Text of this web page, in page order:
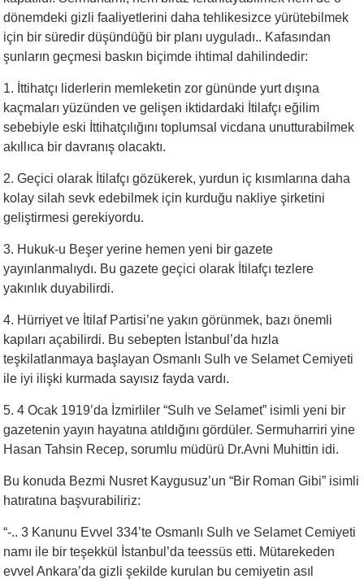
dönemdeki gizli faaliyetlerini daha tehlikesizce yürütebilmek
için bir süredir düşündüğü bir planı uyguladı.. Kafasından
şunların geçmesi baskın biçimde ihtimal dahilindedir:
1. İttihatçı liderlerin memleketin zor gününde yurt dışına
kaçmaları yüzünden ve gelişen iktidardaki İtilafçı eğilim
sebebiyle eski İttihatçılığını toplumsal vicdana unutturabilmek
akıllıca bir davranış olacaktı.
2. Geçici olarak İtilafçı gözükerek, yurdun iç kısımlarına daha
kolay silah sevk edebilmek için kurduğu nakliye şirketini
geliştirmesi gerekiyordu.
3. Hukuk-u Beşer yerine hemen yeni bir gazete
yayınlanmalıydı. Bu gazete geçici olarak İtilafçı tezlere
yakınlık duyabilirdi.
4. Hürriyet ve İtilaf Partisi’ne yakın görünmek, bazı önemli
kapıları açabilirdi. Bu sebepten İstanbul’da hızla
teşkilatlanmaya başlayan Osmanlı Sulh ve Selamet Cemiyeti
ile iyi ilişki kurmada sayısız fayda vardı.
5. 4 Ocak 1919’da İzmirliler “Sulh ve Selamet” isimli yeni bir
gazetenin yayın hayatına atıldığını gördüler. Sermuharriri yine
Hasan Tahsin Recep, sorumlu müdürü Dr.Avni Muhittin idi.
Bu konuda Bezmi Nusret Kaygusuz’un “Bir Roman Gibi” isimli
hatıratına başvurabiliriz:
“-.. 3 Kanunu Evvel 334’te Osmanlı Sulh ve Selamet Cemiyeti
namı ile bir teşekkül İstanbul’da teessüs etti. Mütarekeden
evvel Ankara’da gizli şekilde kurulan bu cemiyetin asıl